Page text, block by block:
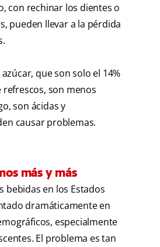
con rechinar los dientes o
pueden llevar a la pérdida
que son solo el 14%
son menos
son ácidas y
causar problemas.
más y más
bebidas en los Estados
dramáticamente en
especialmente
El problema es tan